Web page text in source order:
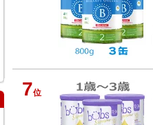
7位